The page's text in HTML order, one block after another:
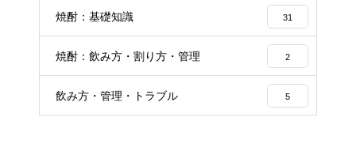
焼酎：基礎知識 31
焼酎：飲み方・割り方・管理 2
飲み方・管理・トラブル 5